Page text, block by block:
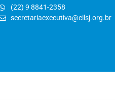
(22) 9 8841-2358
secretariaexecutiva@cilsj.org.br